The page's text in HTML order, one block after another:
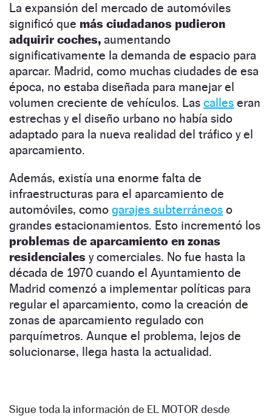
La expansión del mercado de automóviles
significó que más ciudadanos pudieron
adquirir coches, aumentando
significativamente la demanda de espacio para
aparcar. Madrid, como muchas ciudades de esa
época, no estaba diseñada para manejar el
volumen creciente de vehículos. Las calles eran
estrechas y el diseño urbano no había sido
adaptado para la nueva realidad del tráfico y el
aparcamiento.
Además, existía una enorme falta de
infraestructuras para el aparcamiento de
automóviles, como garajes subterráneos o
grandes estacionamientos. Esto incrementó los
problemas de aparcamiento en zonas
residenciales y comerciales. No fue hasta la
década de 1970 cuando el Ayuntamiento de
Madrid comenzó a implementar políticas para
regular el aparcamiento, como la creación de
zonas de aparcamiento regulado con
parquímetros. Aunque el problema, lejos de
solucionarse, llega hasta la actualidad.
Sigue toda la información de EL MOTOR desde